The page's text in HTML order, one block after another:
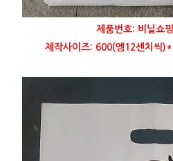
제품번호: 비닐쇼
제작사이즈: 600(엠12센치씩